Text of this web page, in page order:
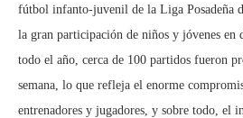
fútbol infanto-juvenil de la Liga Posadeña
la gran participación de niños y jóvenes en
todo el año, cerca de 100 partidos fueron
semana, lo que refleja el enorme
entrenadores y jugadores, y sobre todo, el